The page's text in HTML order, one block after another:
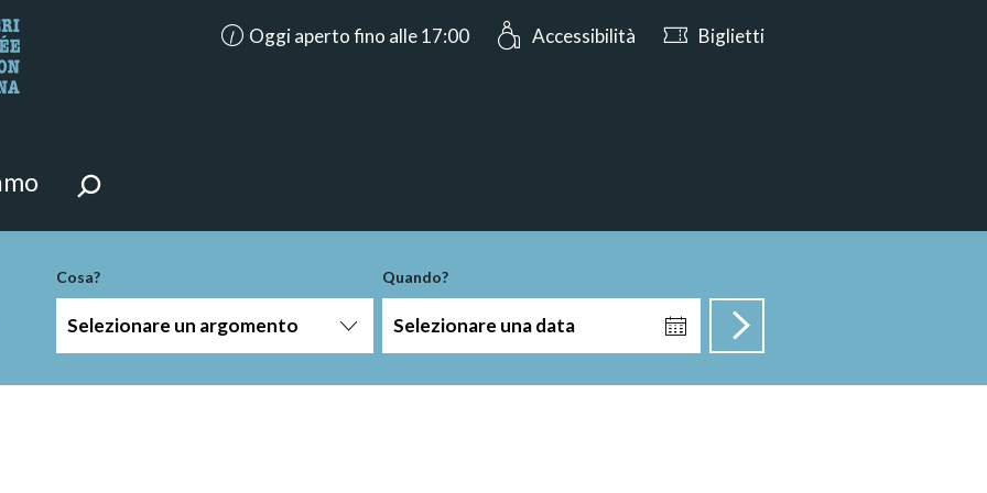
pagina.
accessibility.aria.opening_hours: Oggi aperto fino alle 17:00
Oggi aperto fino alle 17:00 Accessibilità Biglietti
Cosa?
Selezionare un argomento
Quando?
Selezionare una data